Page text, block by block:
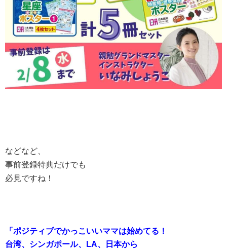
などなど、
事前登録特典だけでも
必見ですね！
「ポジティブでかっこいいママは始めてる！
台湾、シンガポール、LA、日本から